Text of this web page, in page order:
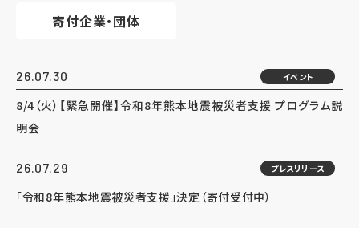
寄付企業・団体
26.07.30 イベント
8/4（火）【緊急開催】令和8年熊本地震被災者支援 プログラム説
明会
26.07.29 プレスリリース
「令和8年熊本地震被災者支援」決定（寄付受付中）